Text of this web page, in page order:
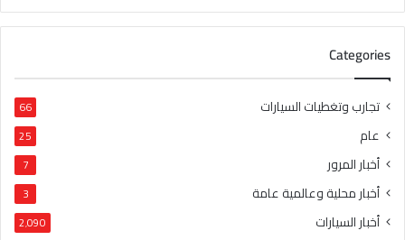
Categories
تجارب وتغطيات السيارات 66
عام 25
أخبار المرور 7
أخبار محلية وعالمية عامة 3
أخبار السيارات 2٬090